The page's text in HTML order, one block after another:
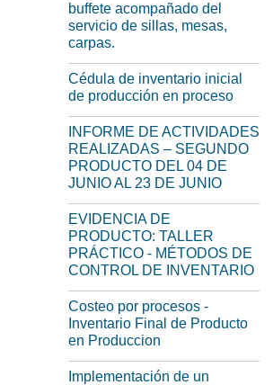
buffete acompañado del
servicio de sillas, mesas,
carpas.
Cédula de inventario inicial
de producción en proceso
INFORME DE ACTIVIDADES
REALIZADAS – SEGUNDO
PRODUCTO DEL 04 DE
JUNIO AL 23 DE JUNIO
EVIDENCIA DE
PRODUCTO: TALLER
PRÁCTICO - MÉTODOS DE
CONTROL DE INVENTARIO
Costeo por procesos -
Inventario Final de Producto
en Produccion
Implementación de un